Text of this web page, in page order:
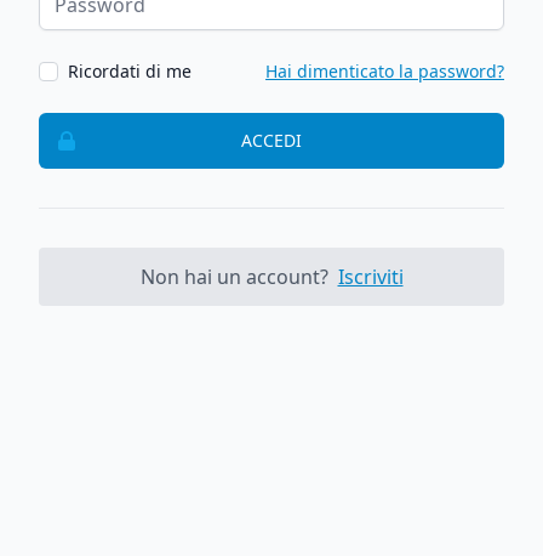
Ricordati di me Hai dimenticato la password?
ACCEDI
Non hai un account? Iscriviti